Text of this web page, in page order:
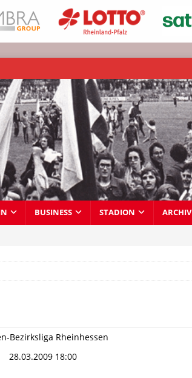
BUSINESS STADION ARCHIV
Bezirksliga Rheinhessen
28.03.2009 18:00